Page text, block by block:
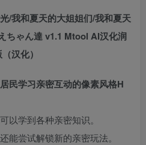
/我和夏天的大姐姐们/我和夏天
ちゃん達 v1.1 Mtool AI汉化润
汉化）
民学习亲密互动的像素风格H
以学到各种亲密知识。
能尝试解锁新的亲密玩法。